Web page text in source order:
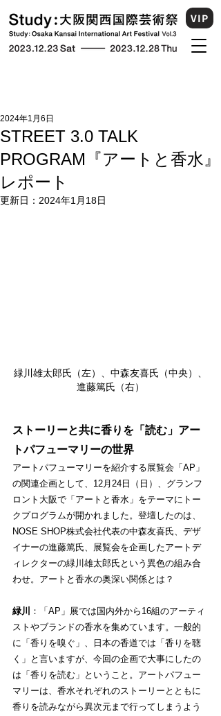
VIP
STREET 3.0 TALK
PROGRAM『アートと香水』
レポート
2024年1月6日
更新日： 2024年1月18日
緑川雄太郎氏（左）、中森友喜氏（中央）、
進藤篤氏（右）
ストーリーと共に香りを「読む」アー
トパフューマリーの世界
アートパフューマリーを紹介する展覧会「AP」
の関連企画として、12月24日（日）、グランフ
ロント大阪で「アートと香水」をテーマにトー
クプログラムが開かれました。登壇したのは、
NOSE SHOP株式会社代表の中森友喜氏、デザ
イナーの進藤篤氏、展覧会を企画したアートデ
ィレクターの緑川雄太郎氏という異色の組み合
わせ。アートと香水の奥深い関係とは？
緑川
：「AP」展では国内外から16組のアーティ
ストやブランドの香水を集めています。一般的
に「香りを嗅ぐ」、日本の香道では「香りを聴
く」と言いますが、今回の企画で大事にしたの
は「香りを読む」ということ。アートパフュー
マリーは、香水それぞれのストーリーとともに
香りを読みながら異次元まで行ってしまうよう